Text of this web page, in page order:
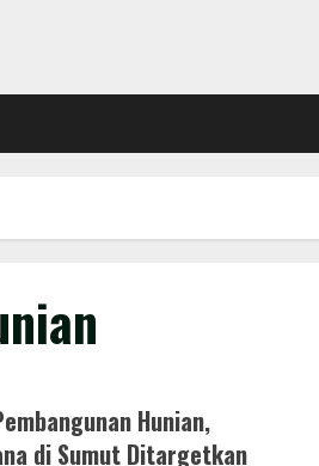
Hunian,
di Sumut Ditargetkan